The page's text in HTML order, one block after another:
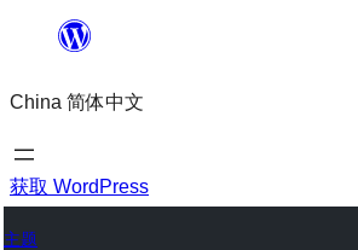
内
容
China 简体中文
获取 WordPress
主题